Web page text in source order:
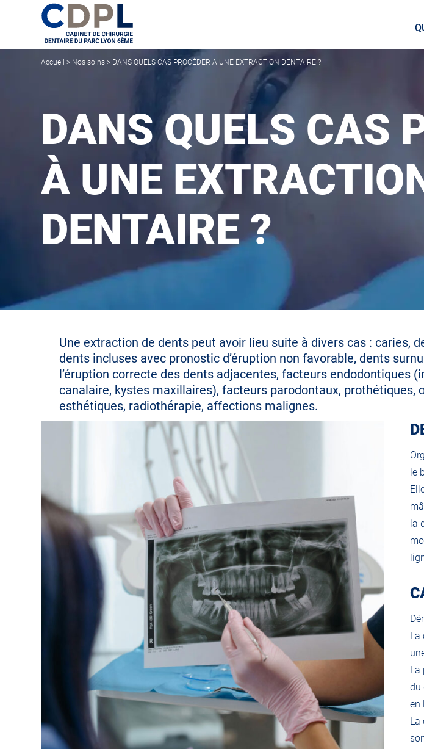
Accueil > Nos soins > DANS QUELS CAS PROCÉDER A UNE EXTRACTION DENTAIRE ?
DANS QUELS CAS
À UNE
DENTAIRE ?
Une extraction de dents peut avoir lieu suite à divers cas : caries,
dents incluses avec pronostic d’éruption non favorable, dents
l’éruption correcte des dents adjacentes, facteurs endodontiques
canalaire, kystes maxillaires), facteurs parodontaux, prothétiques,
esthétiques, radiothérapie, affections malignes.
le
la
La
La
du
en
La